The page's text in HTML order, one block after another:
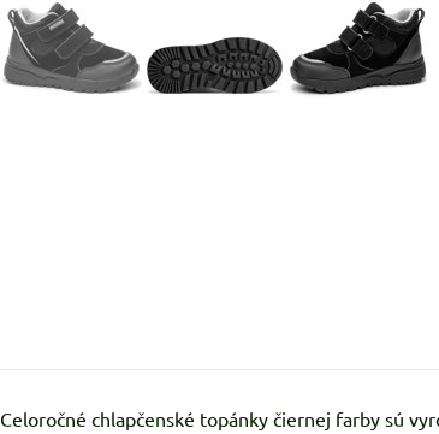
Celoročné chlapčenské topánky čiernej farby sú